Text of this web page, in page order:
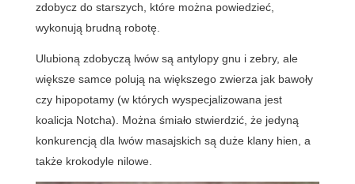
zdobycz do starszych, które można powiedzieć,
wykonują brudną robotę.
Ulubioną zdobyczą lwów są antylopy gnu i zebry, ale
większe samce polują na większego zwierza jak bawoły
czy hipopotamy (w których wyspecjalizowana jest
koalicja Notcha). Można śmiało stwierdzić, że jedyną
konkurencją dla lwów masajskich są duże klany hien, a
także krokodyle nilowe.